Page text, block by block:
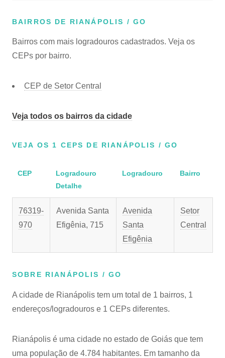
BAIRROS DE RIANÁPOLIS / GO
Bairros com mais logradouros cadastrados. Veja os
CEPs por bairro.
CEP de Setor Central
Veja todos os bairros da cidade
VEJA OS 1 CEPS DE RIANÁPOLIS / GO
CEP
Logradouro
Detalhe
Logradouro Bairro
76319-
970
Avenida Santa
Efigênia, 715
Avenida
Santa
Efigênia
Setor
Central
SOBRE RIANÁPOLIS / GO
A cidade de Rianápolis tem um total de 1 bairros, 1
endereços/logradouros e 1 CEPs diferentes.
Rianápolis é uma cidade no estado de Goiás que tem
uma população de 4.784 habitantes. Em tamanho da